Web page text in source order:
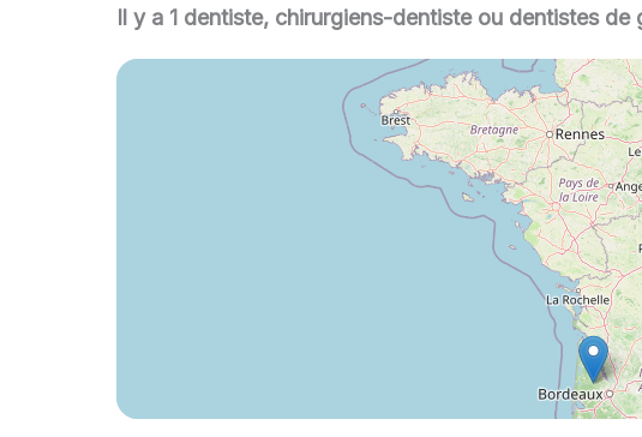
Il y a 1 dentiste, chirurgiens-dentiste ou dentistes de